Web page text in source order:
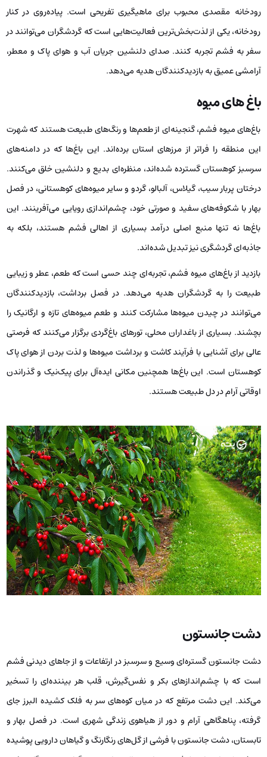
رودخانه مقصدی محبوب برای ماهیگیری تفریحی است. پیاده‌روی در کنار
رودخانه، یکی از لذت‌بخش‌ترین فعالیت‌هایی است که گردشگران می‌توانند در
سفر به فشم تجربه کنند. صدای دلنشین جریان آب و هوای پاک و معطر،
آرامشی عمیق به بازدیدکنندگان هدیه می‌دهد.
باغ های میوه
باغ‌های میوه فشم، گنجینه‌ای از طعم‌ها و رنگ‌های طبیعت هستند که شهرت
این منطقه را فراتر از مرزهای استان برده‌اند. این باغ‌ها که در دامنه‌های
سرسبز کوهستان گسترده شده‌اند، منظره‌ای بدیع و دلنشین خلق می‌کنند.
درختان پربار سیب، گیلاس، آلبالو، گردو و سایر میوه‌های کوهستانی، در فصل
بهار با شکوفه‌های سفید و صورتی خود، چشم‌اندازی رویایی می‌آفرینند. این
باغ‌ها نه تنها منبع اصلی درآمد بسیاری از اهالی فشم هستند، بلکه به
جاذبه‌ای گردشگری نیز تبدیل شده‌اند.
بازدید از باغ‌های میوه فشم، تجربه‌ای چند حسی است که طعم، عطر و زیبایی
طبیعت را به گردشگران هدیه می‌دهد. در فصل برداشت، بازدیدکنندگان
می‌توانند در چیدن میوه‌ها مشارکت کنند و طعم میوه‌های تازه و ارگانیک را
بچشند. بسیاری از باغداران محلی، تورهای باغ‌گردی برگزار می‌کنند که فرصتی
عالی برای آشنایی با فرآیند کاشت و برداشت میوه‌ها و لذت بردن از هوای پاک
کوهستان است. این باغ‌ها همچنین مکانی ایده‌آل برای پیک‌نیک و گذراندن
اوقاتی آرام در دل طبیعت هستند.
دشت جانستون
دشت جانستون گستره‌ای وسیع و سرسبز در ارتفاعات و از جاهای دیدنی فشم
است که با چشم‌اندازهای بکر و نفس‌گیرش، قلب هر بیننده‌ای را تسخیر
می‌کند. این دشت مرتفع که در میان کوه‌های سر به فلک کشیده البرز جای
گرفته، پناهگاهی آرام و دور از هیاهوی زندگی شهری است. در فصل بهار و
تابستان، دشت جانستون با فرشی از گل‌های رنگارنگ و گیاهان دارویی پوشیده